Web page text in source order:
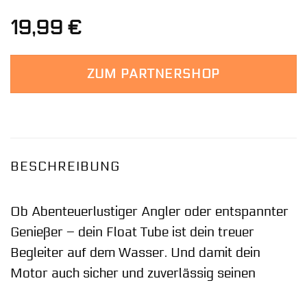
19,99 €
ZUM PARTNERSHOP
BESCHREIBUNG
Ob Abenteuerlustiger Angler oder entspannter
Genießer – dein Float Tube ist dein treuer
Begleiter auf dem Wasser. Und damit dein
Motor auch sicher und zuverlässig seinen